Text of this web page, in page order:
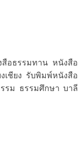
สือธรรมทาน หนังสือ
เชียง รับพิมพ์หนังสือ
รม ธรรมศึกษา บาลี